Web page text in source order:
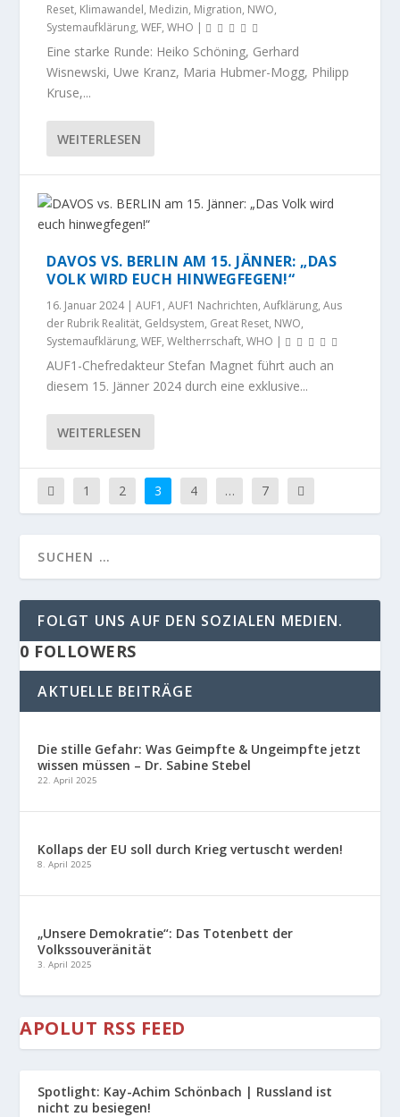
Reset, Klimawandel, Medizin, Migration, NWO,
Systemaufklärung,WEF,WHO |
Eine starke Runde: Heiko Schöning, Gerhard
Wisnewski, Uwe Kranz, Maria Hubmer-Mogg, Philipp
Kruse,...
WEITERLESEN
DAVOS VS. BERLIN AM 15. JÄNNER: „DAS
VOLK WIRD EUCH HINWEGFEGEN!“
16. Januar 2024|AUF1 ,AUF1 Nachrichten,Aufklärung,Aus
der Rubrik Realität, Geldsystem, Great Reset, NWO,
Systemaufklärung,WEF,Weltherrschaft,WHO |
AUF1-Chefredakteur Stefan Magnet führt auch an
diesem 15. Jänner 2024 durch eine exklusive...
WEITERLESEN
1 2 3 4 … 7
FOLGT UNS AUF DEN SOZIALEN MEDIEN.
0 FOLLOWERS
AKTUELLE BEITRÄGE
Die stille Gefahr: Was Geimpfte & Ungeimpfte jetzt
wissen müssen – Dr. Sabine Stebel
22. April 2025
Kollaps der EU soll durch Krieg vertuscht werden!
8. April 2025
„Unsere Demokratie“: Das Totenbett der
Volkssouveränität
3. April 2025
APOLUT RSS FEED
Spotlight: Kay-Achim Schönbach | Russland ist
nicht zu besiegen!